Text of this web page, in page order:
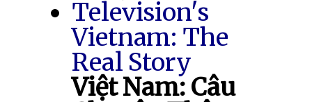
Television's
Vietnam: The
Real Story
Việt Nam: Câu